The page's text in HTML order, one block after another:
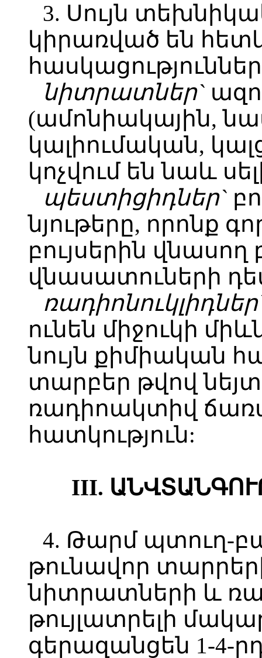
3. Սույն
կիրառված են
նիտրատներ`
(ամոնիակային,
կալիումական,
կոչվում են նաև
պեստիցիդներ`
նյութերը, որոնք
բույսերին վնասող
վնասատուների
ունեն միջուկի
նույն քիմիական
տարբեր թվով
ռադիոակտիվ
հատկություն:
III.
4. Թարմ պտուղ-
թունավոր
նիտրատների և
թույլատրելի
գերազանցեն 1-4-